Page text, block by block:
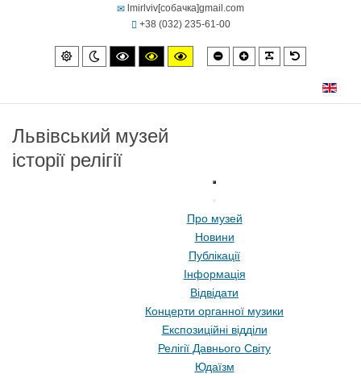
lmirlviv[собачка]gmail.com
+38 (032) 235-61-00
Default
mode
Night
mode
High
contrast
High
contrast
High
contrast
Smaller
font
Larger
font
Львівський музей
історії релігії
Про музей
Новини
Публікації
Інформація
Відвідати
Концерти органної музики
Експозиційні відділи
Релігії Давнього Світу
Юдаїзм